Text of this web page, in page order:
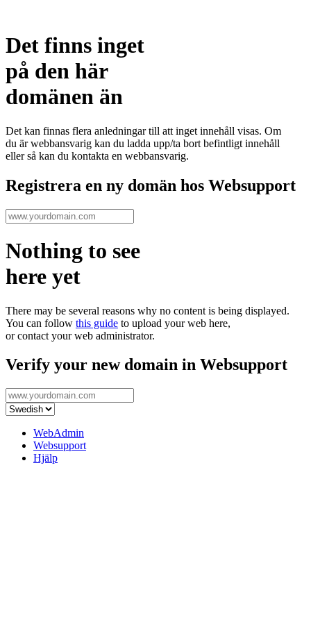
Det finns inget
på den här
domänen än
Det kan finnas flera anledningar till att inget innehåll visas. Om
du är webbansvarig kan du ladda upp/ta bort befintligt innehåll
eller så kan du kontakta en webbansvarig.
Registrera en ny domän hos Websupport
Nothing to see
here yet
There may be several reasons why no content is being displayed.
You can follow this guide to upload your web here,
or contact your web administrator.
Verify your new domain in Websupport
WebAdmin
Websupport
Hjälp